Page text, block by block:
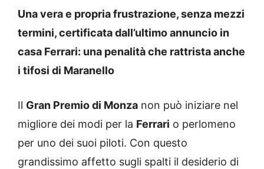
Una vera e propria frustrazione, senza mezzi
termini, certificata dall’ultimo annuncio in
casa Ferrari: una penalità che rattrista anche
i tifosi di Maranello
Il Gran Premio di Monza non può iniziare nel
migliore dei modi per la Ferrari o perlomeno
per uno dei suoi piloti. Con questo
grandissimo affetto sugli spalti il desiderio di